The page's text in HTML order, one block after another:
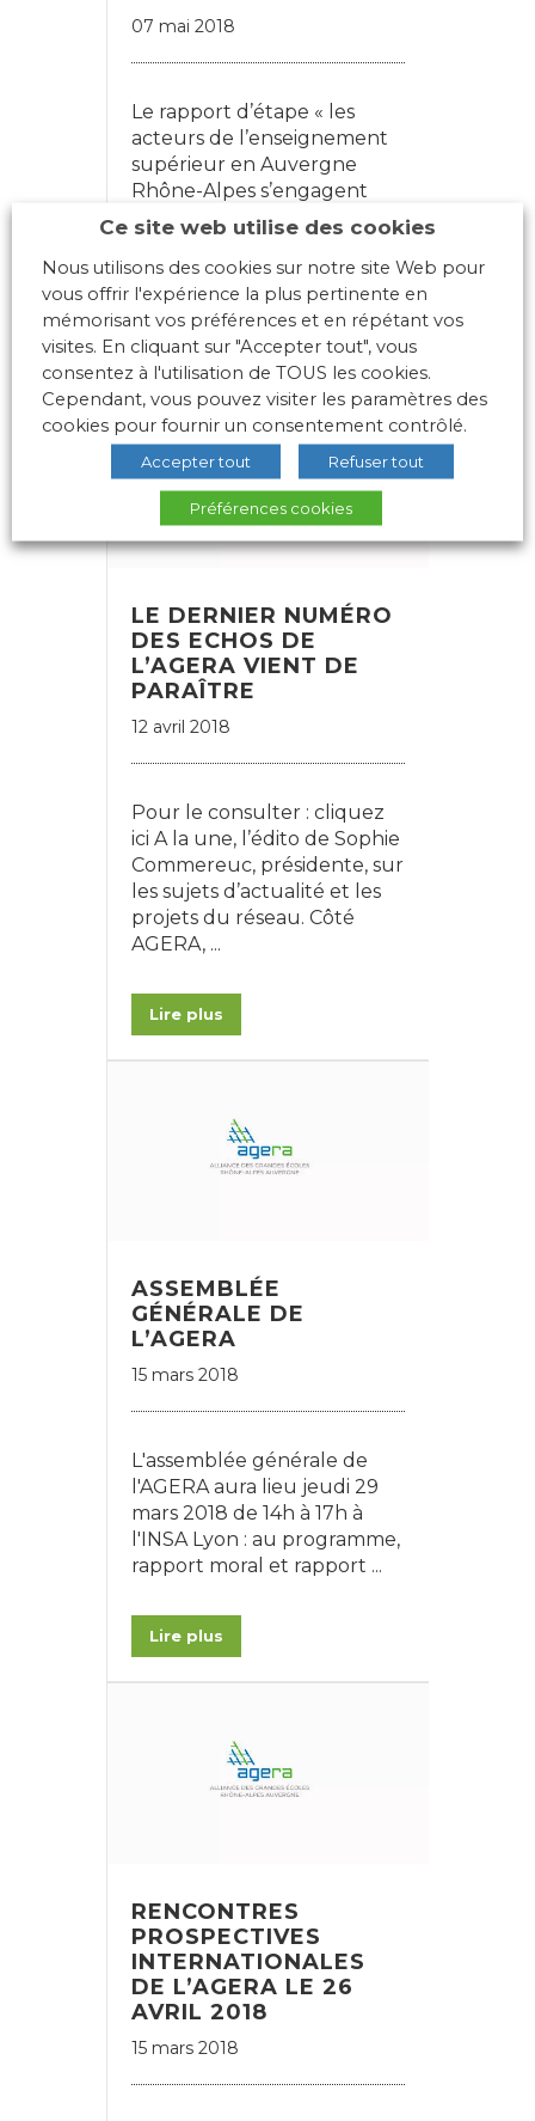
07 mai 2018
Le rapport d’étape « les
acteurs de l’enseignement
supérieur en Auvergne
Rhône-Alpes s’engagent
dans l’intégration de la
travail et ...
Lire plus
LE DERNIER NUMÉRO
DES ECHOS DE
L’AGERA VIENT DE
PARAÎTRE
12 avril 2018
Pour le consulter : cliquez
ici A la une, l’édito de Sophie
Commereuc, présidente, sur
les sujets d’actualité et les
projets du réseau. Côté
AGERA, ...
Lire plus
ASSEMBLÉE
GÉNÉRALE DE
L’AGERA
15 mars 2018
L'assemblée générale de
l'AGERA aura lieu jeudi 29
mars 2018 de 14h à 17h à
l'INSA Lyon : au programme,
rapport moral et rapport ...
Lire plus
RENCONTRES
PROSPECTIVES
INTERNATIONALES
DE L’AGERA LE 26
AVRIL 2018
15 mars 2018
Ce site web utilise des cookies
Nous utilisons des cookies sur notre site Web pour
vous offrir l'expérience la plus pertinente en
mémorisant vos préférences et en répétant vos
visites. En cliquant sur "Accepter tout", vous
consentez à l'utilisation de TOUS les cookies.
Cependant, vous pouvez visiter les paramètres des
cookies pour fournir un consentement contrôlé.
Accepter tout Refuser tout
Préférences cookies